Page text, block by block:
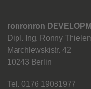
ronronron
Dipl. Ing. Ronny
Marchlewskistr. 42
10243 Berlin
Tel. 0176 19081977